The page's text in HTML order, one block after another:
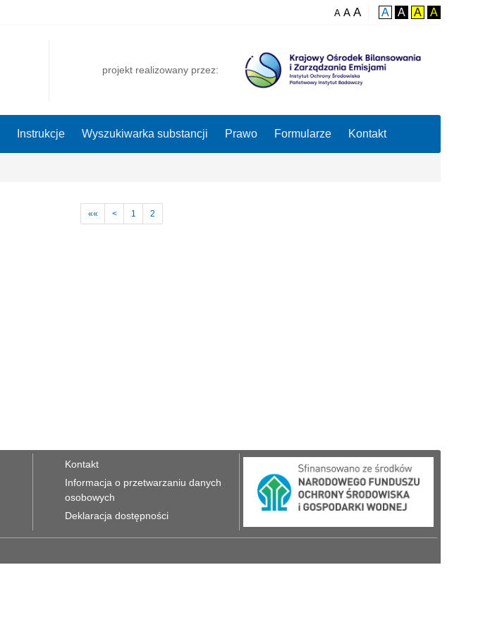
A A A A A A A
projekt realizowany przez:
Instrukcje Wyszukiwarka substancji Prawo Formularze Kontakt
«« < 1 2
Kontakt
Informacja o przetwarzaniu danych
osobowych
Deklaracja dostępności